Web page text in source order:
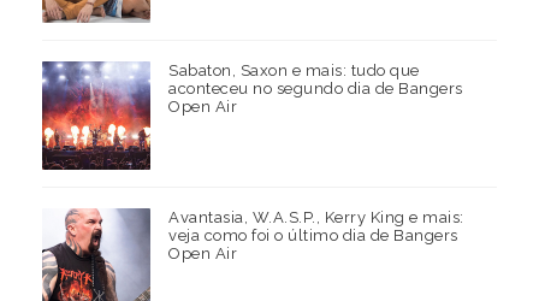
Sabaton, Saxon e mais: tudo que
aconteceu no segundo dia de Bangers
Open Air
Avantasia, W.A.S.P., Kerry King e mais:
veja como foi o último dia de Bangers
Open Air